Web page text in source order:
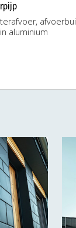
aluminium